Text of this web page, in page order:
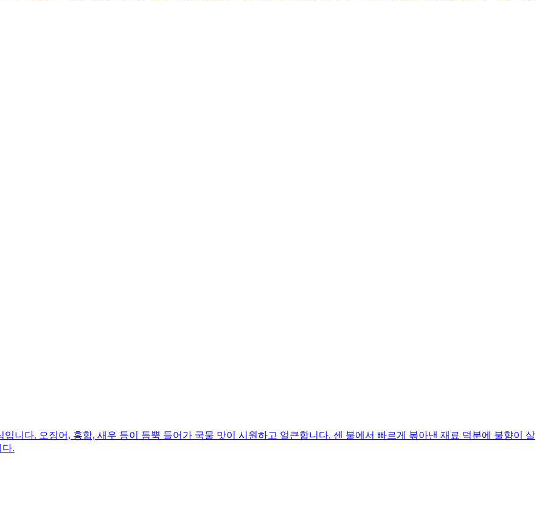
니다. 오징어, 홍합, 새우 등이 듬뿍 들어가 국물 맛이 시원하고 얼큰합니다. 센 불에서 빠르게 볶아낸 재료 덕분에 불향이 살
.